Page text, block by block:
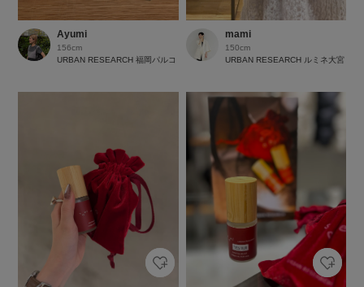
Ayumi
156cm
URBAN RESEARCH 福岡パルコ
mami
150cm
URBAN RESEARCH ルミネ大宮